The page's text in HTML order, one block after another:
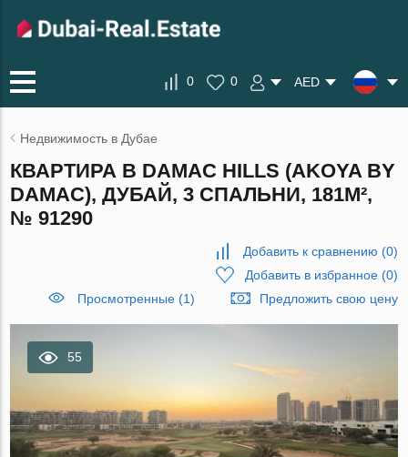
0 0 AED
Недвижимость в Дубае
КВАРТИРА В DAMAC HILLS (AKOYA BY
DAMAC), ДУБАЙ, 3 СПАЛЬНИ, 181М²,
№ 91290
Добавить к сравнению (0)
Добавить в избранное(0)
Просмотренные (1)
Предложить свою цену
55